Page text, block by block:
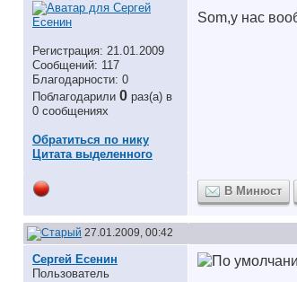
Регистрация: 21.01.2009
Сообщений: 117
Благодарности: 0
Поблагодарили 0 раз(а) в
0 сообщениях
Обратиться по нику
Цитата выделенного
Som,у нас
В Минюст
27.01.2009, 00:42
Сергей Есенин
Пользователь